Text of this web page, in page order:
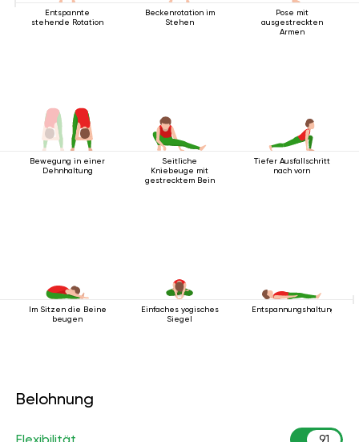
Entspannte
stehende Rotation
Beckenrotation im
Stehen
Pose mit
ausgestreckten
Armen
Bewegung in einer
Dehnhaltung
Seitliche
Kniebeuge mit
gestrecktem Bein
Tiefer Ausfallschritt
nach vorn
Im Sitzen die Beine
beugen
Einfaches yogisches
Siegel
Entspannungshaltung
Belohnung